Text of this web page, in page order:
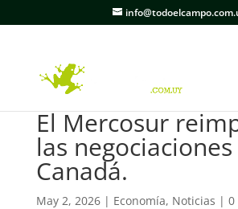
El Mercosur
las
Canadá.
May 2, 2026| Economía, Noticias | 0